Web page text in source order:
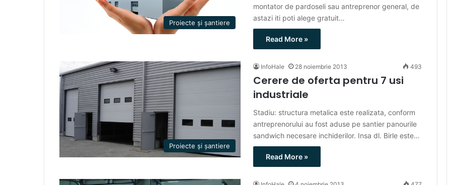
Proiecte și șantiere
montator de pardoseli sau antreprenor general, de
astazi iti poti alege gratuit…
Read More »
Proiecte și șantiere
InfoHale 28 noiembrie 2013 493
Cerere de oferta pentru 7 usi
industriale
Stadiu: structura metalica este realizata, conform
antreprenorului au fost aduse pe santier panourile
sandwich necesare inchiderilor. Insa dl. Birle este…
Read More »